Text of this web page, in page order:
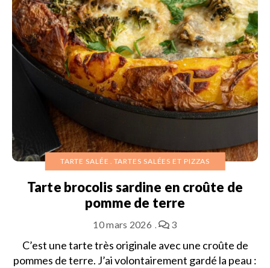
TARTE SALÉE TARTES SALÉES ET PIZZAS
Tarte brocolis sardine en croûte de
pomme de terre
10 mars 2026 3
C’est une tarte très originale avec une croûte de
pommes de terre. J’ai volontairement gardé la peau :